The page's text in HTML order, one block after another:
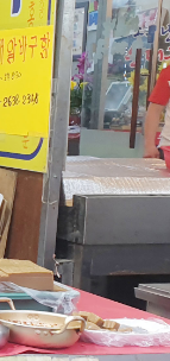
전통즉석수제강정
032-467-0265
호구포로800번길 28